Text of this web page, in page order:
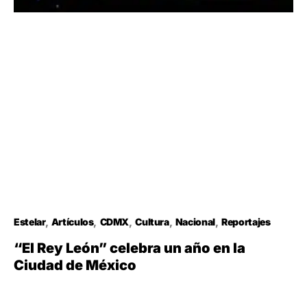
Estelar Artículos CDMX Cultura Nacional Reportajes
“El Rey León” celebra un año en la
Ciudad de México